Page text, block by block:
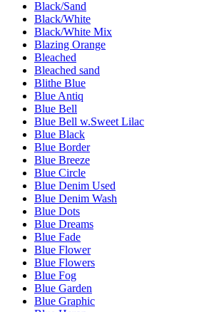
Black/Sand
Black/White
Black/White Mix
Blazing Orange
Bleached
Bleached sand
Blithe Blue
Blue Antiq
Blue Bell
Blue Bell w.Sweet Lilac
Blue Black
Blue Border
Blue Breeze
Blue Circle
Blue Denim Used
Blue Denim Wash
Blue Dots
Blue Dreams
Blue Fade
Blue Flower
Blue Flowers
Blue Fog
Blue Garden
Blue Graphic